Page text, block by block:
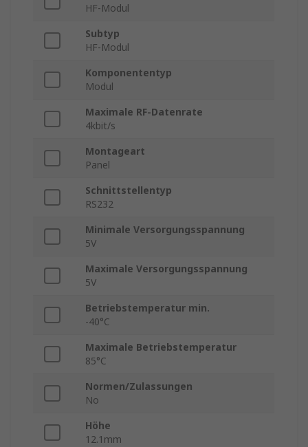
HF-Modul
Subtyp
HF-Modul
Komponententyp
Modul
Maximale RF-Datenrate
4kbit/s
Montageart
Panel
Schnittstellentyp
RS232
Minimale Versorgungsspannung
5V
Maximale Versorgungsspannung
5V
Betriebstemperatur min.
-40°C
Maximale Betriebstemperatur
85°C
Normen/Zulassungen
No
Höhe
12.1mm